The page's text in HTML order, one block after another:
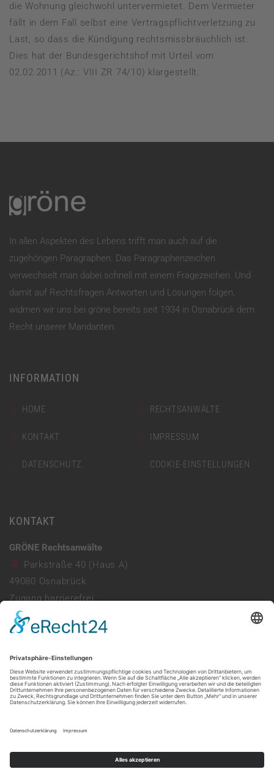
die Wohnung gleichwohl untervermietet. Dem Vermieter
fällt in dem Fall selbst eine Vertragspflichtverletzung zu
Last, so dass die Kündigung rechtsmissbräuchlich ist.
Dies hat der Bundesgerichtshof mit Urteil vom
02.02.2011 (Az.: VIII ZR 74/10) klargestellt.
In allen Aspekten des Lebens trifft man auch auf die
zugehörigen Paragraphen. Das Paragraphenzeichen
verwechselt man dabei schnell mit einem Fragezeichen. Und
damit auf Rechtsfragen Antworten und Lösungen folgen,
widmen wir uns bei gröne bereits seit 1934 in Osnabrück dem
Recht unserer Mandanten.
INFORMATION
HOME RECHTSANWÄLTE
KONTAKT IMPRESSUM
DATENSCHUTZ COOKIE-EINSTELLUNGEN
KONTAKT
GRÖNE Rechtsanwälte
Parkstraße 40 (Haus A)
49080 Osnabrück
Zugang barrierefrei
Parkhaus vorhanden
Mo - Do: 08:00 - 13:00 & 14:00 - 17:30
Freitag: 08:00 - 13:30